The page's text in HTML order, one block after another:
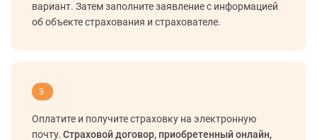
вариант. Затем заполните заявление с информацией
об объекте страхования и страхователе.
3
Оплатите и получите страховку на электронную
почту. Страховой договор, приобретенный онлайн,